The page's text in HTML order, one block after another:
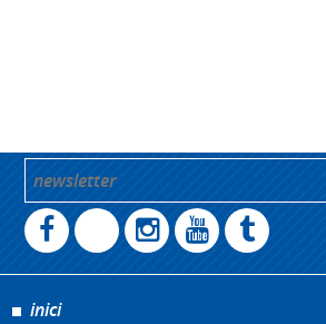
inici